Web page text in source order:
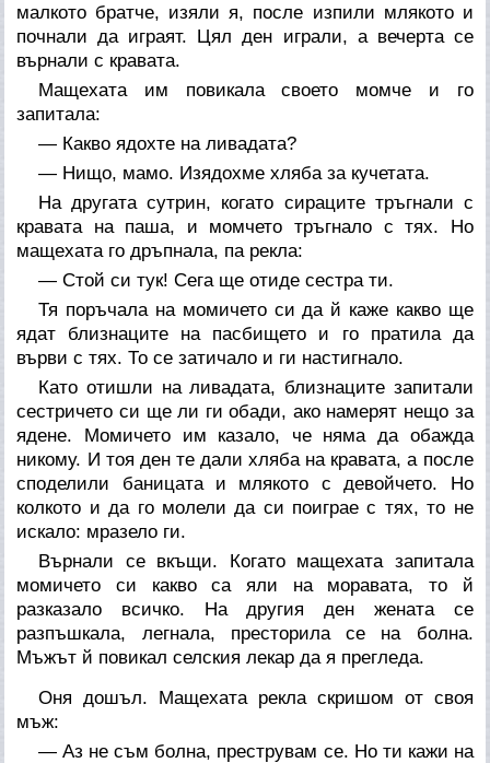
малкото братче, изяли я, после изпили млякото и
почнали да играят. Цял ден играли, а вечерта се
върнали с кравата.
Мащехата им повикала своето момче и го
запитала:
— Какво ядохте на ливадата?
— Нищо, мамо. Изядохме хляба за кучетата.
На другата сутрин, когато сираците тръгнали с
кравата на паша, и момчето тръгнало с тях. Но
мащехата го дръпнала, па рекла:
— Стой си тук! Сега ще отиде сестра ти.
Тя поръчала на момичето си да й каже какво ще
ядат близнаците на пасбището и го пратила да
върви с тях. То се затичало и ги настигнало.
Като отишли на ливадата, близнаците запитали
сестричето си ще ли ги обади, ако намерят нещо за
ядене. Момичето им казало, че няма да обажда
никому. И тоя ден те дали хляба на кравата, а после
споделили баницата и млякото с девойчето. Но
колкото и да го молели да си поиграе с тях, то не
искало: мразело ги.
Върнали се вкъщи. Когато мащехата запитала
момичето си какво са яли на моравата, то й
разказало всичко. На другия ден жената се
разпъшкала, легнала, престорила се на болна.
Мъжът й повикал селския лекар да я прегледа.
Оня дошъл. Мащехата рекла скришом от своя
мъж:
— Аз не съм болна, преструвам се. Но ти кажи на